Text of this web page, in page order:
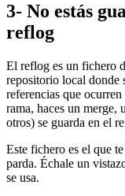
3- No estás
reflog
El reflog es un fichero
repositorio local donde
referencias que
rama, haces un merge,
otros) se guarda en el
Este fichero es el que
parda. Échale un
se usa.